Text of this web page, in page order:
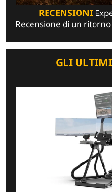
RECENSIONI
Recensione di un
GLI